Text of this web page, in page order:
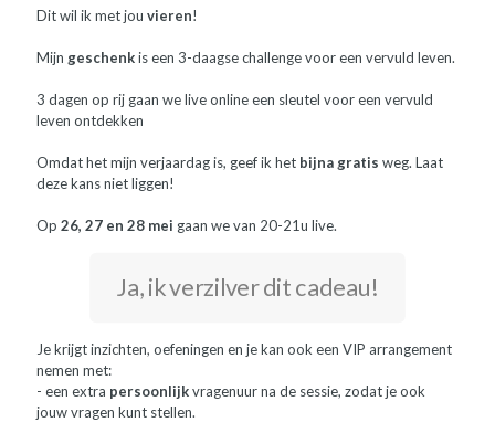
Dit wil ik met jou vieren!
Mijn geschenkis een 3-daagse challenge voor een vervuld leven.
3 dagen op rij gaan we live online een sleutel voor een vervuld
leven ontdekken
Omdat het mijn verjaardag is, geef ik het bijna gratis weg. Laat
deze kans niet liggen!
Op 26, 27 en 28 mei gaan we van 20-21u live.
Ja, ik verzilver dit cadeau!
Je krijgt inzichten, oefeningen en je kan ook een VIP arrangement
nemen met:
- een extra persoonlijkvragenuur na de sessie, zodat je ook
jouw vragen kunt stellen.